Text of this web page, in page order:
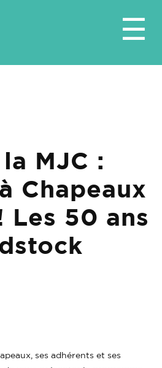
☰
MJC :
Chapeaux
Les 50 ans
ses adhérents et ses